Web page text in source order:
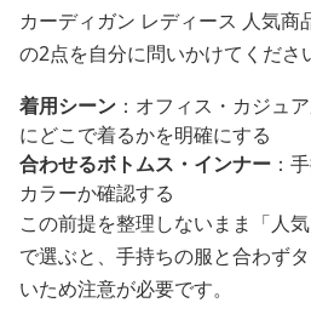
カーディガン レディース 人気
の2点を自分に問いかけてくださ
着用シーン ：オフィス・カジュ
にどこで着るかを明確にする
合わせるボトムス・インナー ：
カラーか確認する
この前提を整理しないまま「人
で選ぶと、手持ちの服と合わず
いため注意が必要です。